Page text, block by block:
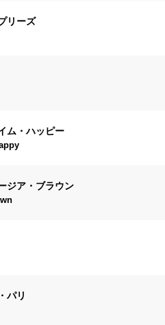
リーズ
ム・ハッピー
ジア・ブラウン
パリ